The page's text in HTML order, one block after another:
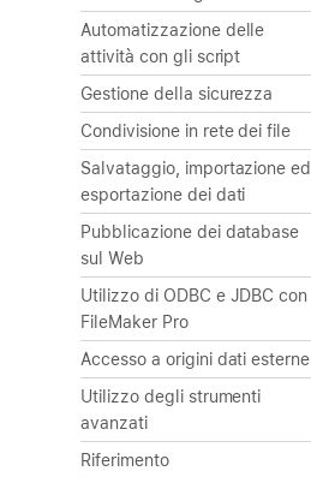
Automatizzazione delle
attività con gli script
Gestione della sicurezza
Condivisione in rete dei file
Salvataggio, importazione ed
esportazione dei dati
Pubblicazione dei database
sul Web
Utilizzo di ODBC e JDBC con
FileMaker Pro
Accesso a origini dati esterne
Utilizzo degli strumenti
avanzati
Riferimento